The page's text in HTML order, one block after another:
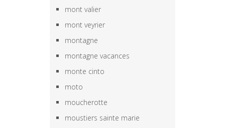
mont valier
mont veyrier
montagne
montagne vacances
monte cinto
moto
moucherotte
moustiers sainte marie